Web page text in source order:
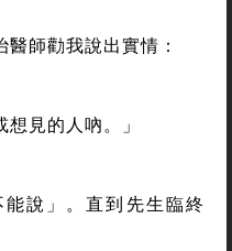
師勸我說出實情：
見的人吶。」
說」。直到先生臨終